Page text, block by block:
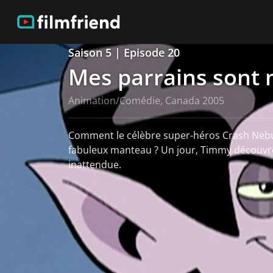
Saison 5 | Episode 20
Mes parrains sont
Animation/Comédie, Canada 2005
Comment le célèbre super-héros Crash
fabuleux manteau ? Un jour, Timmy
inattendue.
Voir plus